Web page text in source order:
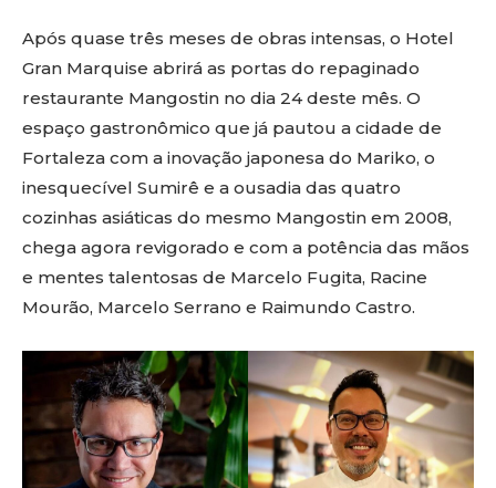
Após quase três meses de obras intensas, o Hotel
Gran Marquise abrirá as portas do repaginado
restaurante Mangostin no dia 24 deste mês. O
espaço gastronômico que já pautou a cidade de
Fortaleza com a inovação japonesa do Mariko, o
inesquecível Sumirê e a ousadia das quatro
cozinhas asiáticas do mesmo Mangostin em 2008,
chega agora revigorado e com a potência das mãos
e mentes talentosas de Marcelo Fugita, Racine
Mourão, Marcelo Serrano e Raimundo Castro.